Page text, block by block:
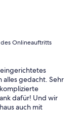
Onlineauftritts
alles gedacht. Sehr
dafür! Und wir
auch mit